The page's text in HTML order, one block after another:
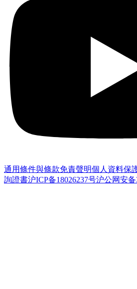
通用條件與條款免責聲明個人資料保
詢證書沪ICP备18026237号沪公网安备